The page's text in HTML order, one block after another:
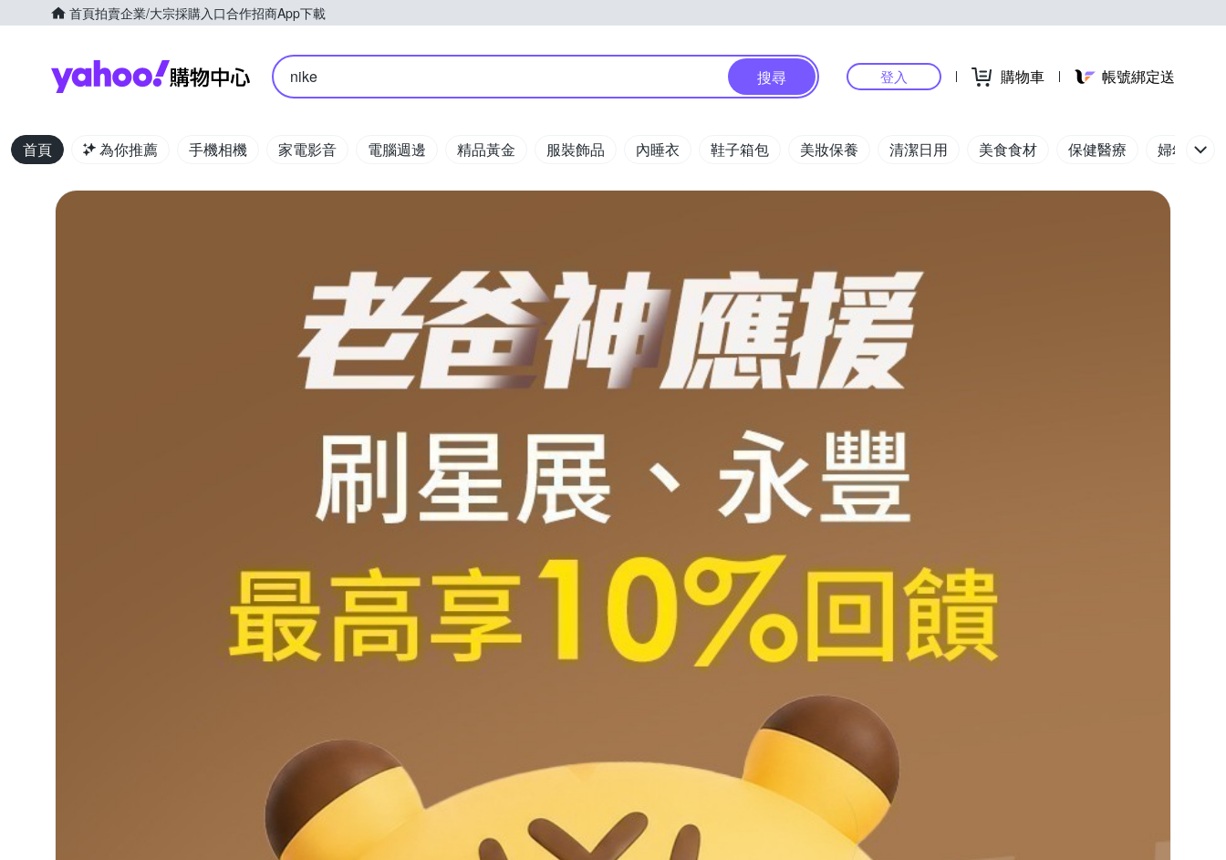
首頁拍賣企業/大宗採購入口合作招商App下載
Yahoo購物中心
nike 搜尋 登入 購物車 帳號綁定送
首頁 為你推薦 手機相機 家電影音 電腦週邊 精品黃金 服裝飾品 內睡衣 鞋子箱包 美妝保養 清潔日用 美食食材 保健醫療 婦幼玩具